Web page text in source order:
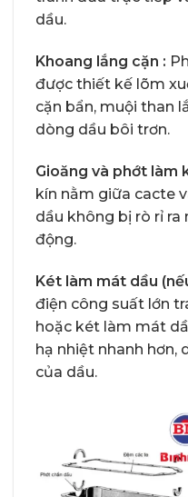
dầu.
Khoang lắng cặn :
được thiết kế lõm
cặn bẩn, muội than
dòng dầu bôi trơn.
Gioăng và phớt làm
kín nằm giữa cacte
dầu không bị rò rỉ
động.
Két làm mát dầu
điện công suất lớn
hoặc két làm mát
hạ nhiệt nhanh hơn,
của dầu.